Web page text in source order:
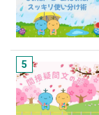
5